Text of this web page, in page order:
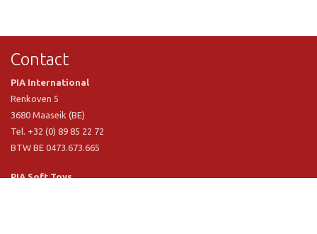
Contact
PIA International
Renkoven 5
3680 Maaseik (BE)
Tel. +32 (0) 89 85 22 72
BTW BE 0473.673.665
PIA Soft Toys